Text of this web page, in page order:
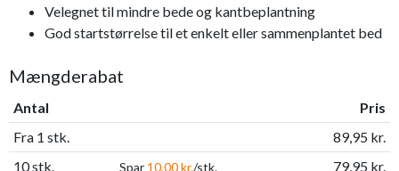
Velegnet til mindre bede og kantbeplantning
God startstørrelse til et enkelt eller sammenplantet bed
Mængderabat
Antal
Pris
Fra 1 stk.
89,95 kr.
10 stk.
Spar 10,00 kr./stk. 79,95 kr.